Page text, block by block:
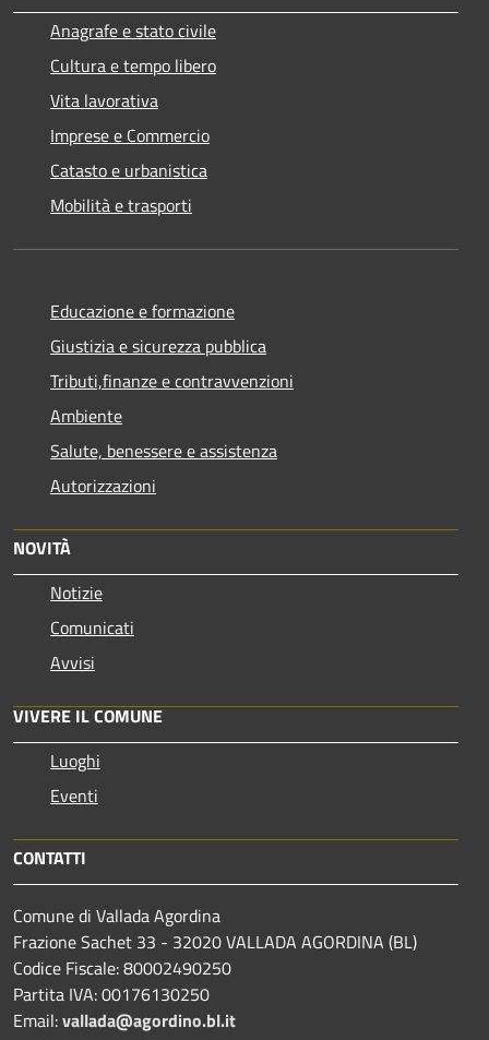
Anagrafe e stato civile
Cultura e tempo libero
Vita lavorativa
Imprese e Commercio
Catasto e urbanistica
Mobilità e trasporti
Educazione e formazione
Giustizia e sicurezza pubblica
Tributi,finanze e contravvenzioni
Ambiente
Salute, benessere e assistenza
Autorizzazioni
NOVITÀ
Notizie
Comunicati
Avvisi
VIVERE IL COMUNE
Luoghi
Eventi
CONTATTI
Comune di Vallada Agordina
Frazione Sachet 33 - 32020 VALLADA AGORDINA (BL)
Codice Fiscale: 80002490250
Partita IVA: 00176130250
Email:vallada@agordino.bl.it